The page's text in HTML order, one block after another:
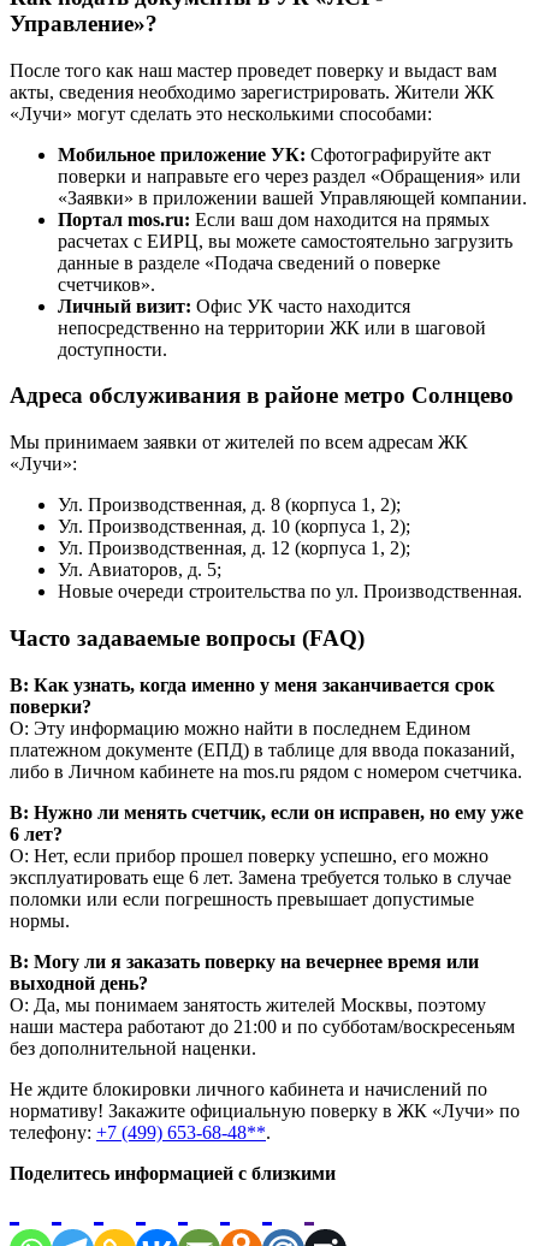
Управление»?
После того как наш мастер проведет поверку и выдаст вам
акты, сведения необходимо зарегистрировать. Жители ЖК
«Лучи» могут сделать это несколькими способами:
Мобильное приложение УК: Сфотографируйте акт
поверки и направьте его через раздел «Обращения» или
«Заявки» в приложении вашей Управляющей компании.
Портал mos.ru: Если ваш дом находится на прямых
расчетах с ЕИРЦ, вы можете самостоятельно загрузить
данные в разделе «Подача сведений о поверке
счетчиков».
Личный визит: Офис УК часто находится
непосредственно на территории ЖК или в шаговой
доступности.
Адреса обслуживания в районе метро Солнцево
Мы принимаем заявки от жителей по всем адресам ЖК
«Лучи»:
Ул. Производственная, д. 8 (корпуса 1, 2);
Ул. Производственная, д. 10 (корпуса 1, 2);
Ул. Производственная, д. 12 (корпуса 1, 2);
Ул. Авиаторов, д. 5;
Новые очереди строительства по ул. Производственная.
Часто задаваемые вопросы (FAQ)
В: Как узнать, когда именно у меня заканчивается срок
поверки?
О: Эту информацию можно найти в последнем Едином
платежном документе (ЕПД) в таблице для ввода показаний,
либо в Личном кабинете на mos.ru рядом с номером счетчика.
В: Нужно ли менять счетчик, если он исправен, но ему уже
6 лет?
О: Нет, если прибор прошел поверку успешно, его можно
эксплуатировать еще 6 лет. Замена требуется только в случае
поломки или если погрешность превышает допустимые
нормы.
В: Могу ли я заказать поверку на вечернее время или
выходной день?
О: Да, мы понимаем занятость жителей Москвы, поэтому
наши мастера работают до 21:00 и по субботам/воскресеньям
без дополнительной наценки.
Не ждите блокировки личного кабинета и начислений по
нормативу! Закажите официальную поверку в ЖК «Лучи» по
телефону: +7 (499) 653-68-48**.
Поделитесь информацией с близкими